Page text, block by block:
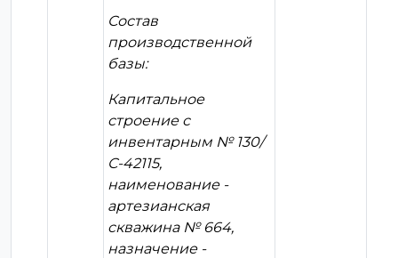
Состав
производственной
базы:
Капитальное
строение с
инвентарным № 130/
С-42115,
наименование -
артезианская
скважина № 664,
назначение -